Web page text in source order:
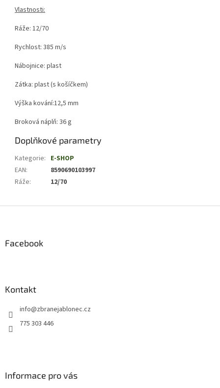
Vlastnosti:
Ráže: 12/70
Rychlost: 385 m/s
Nábojnice: plast
Zátka: plast (s košíčkem)
Výška kování:12,5 mm
Broková náplň: 36 g
Doplňkové parametry
Kategorie: E-SHOP
EAN:
8590690103997
Ráže: 12/70
Facebook
Kontakt
info@zbranejablonec.cz
775 303 446
Informace pro vás